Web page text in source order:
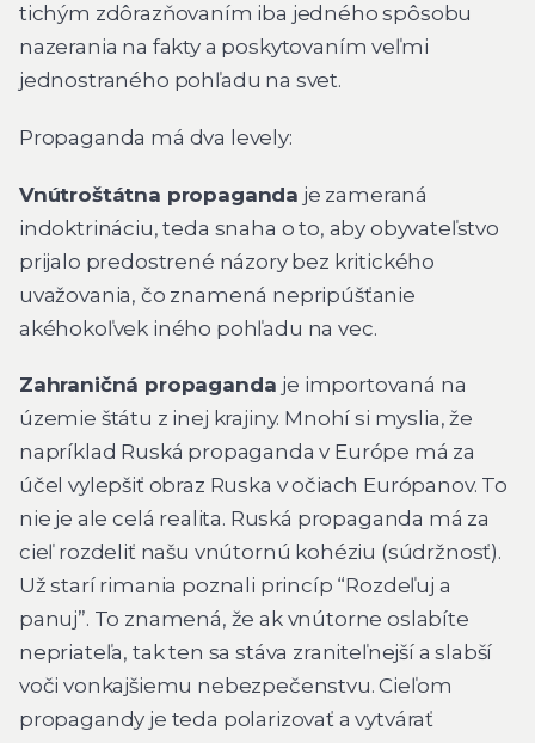
tichým zdôrazňovaním iba jedného spôsobu
nazerania na fakty a poskytovaním veľmi
jednostraného pohľadu na svet.
Propaganda má dva levely:
Vnútroštátna propaganda je zameraná
indoktrináciu, teda snaha o to, aby obyvateľstvo
prijalo predostrené názory bez kritického
uvažovania, čo znamená nepripúšťanie
akéhokoľvek iného pohľadu na vec.
Zahraničná propaganda je importovaná na
územie štátu z inej krajiny. Mnohí si myslia, že
napríklad Ruská propaganda v Európe má za
účel vylepšiť obraz Ruska v očiach Európanov. To
nie je ale celá realita. Ruská propaganda má za
cieľ rozdeliť našu vnútornú kohéziu (súdržnosť).
Už starí rimania poznali princíp “Rozdeľuj a
panuj”. To znamená, že ak vnútorne oslabíte
nepriateľa, tak ten sa stáva zraniteľnejší a slabší
voči vonkajšiemu nebezpečenstvu. Cieľom
propagandy je teda polarizovať a vytvárať